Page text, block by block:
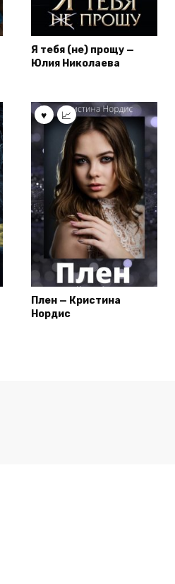
Я тебя (не) прощу —
Юлия Николаева
Плен — Кристина
Нордис